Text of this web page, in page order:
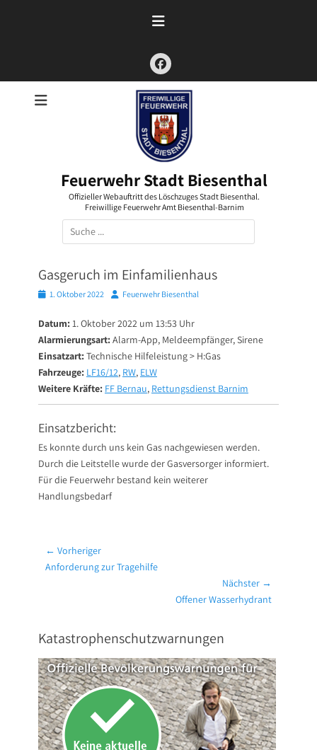
Facebook
Feuerwehr Stadt Biesenthal
Offizieller Webauftritt des Löschzuges Stadt Biesenthal.
Freiwillige Feuerwehr Amt Biesenthal-Barnim
Suchen
nach:
Gasgeruch im Einfamilienhaus
Posted1. Oktober 2022 AutorFeuerwehr Biesenthal
Datum: 1. Oktober 2022 um 13:53 Uhr
Alarmierungsart: Alarm-App, Meldeempfänger, Sirene
Einsatzart: Technische Hilfeleistung > H:Gas
Fahrzeuge: LF16/12, RW, ELW
Weitere Kräfte: FF Bernau, Rettungsdienst Barnim
Einsatzbericht:
Es konnte durch uns kein Gas nachgewiesen werden.
Durch die Leitstelle wurde der Gasversorger informiert.
Für die Feuerwehr bestand kein weiterer
Handlungsbedarf
Beitragsnavigation
← Vorheriger
Vorheriger
Anforderung zur Tragehilfe
Nächster →
Offener Wasserhydrant
Katastrophenschutzwarnungen